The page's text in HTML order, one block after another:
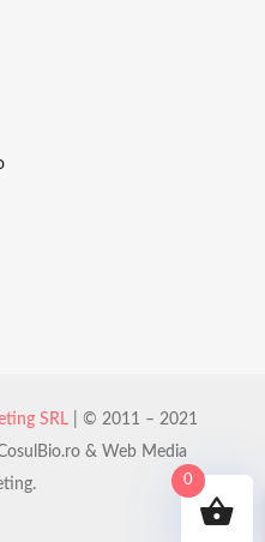
SRL | © 2011 – 2021
& Web Media
0